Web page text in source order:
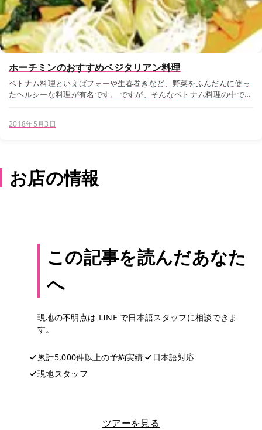
ホーチミンのおすすめベジタリアン料理
ベトナム料理といえばフォーや生春巻きなど、野菜をふんだんに使っ
たヘルシーな料理が有名です。 ですが、そんなベトナム料理の中で
2018年5月3日
お店の情報
この記事を読んだあなた
へ
現地の不明点は LINE で日本語スタッフに相談できま
す。
累計5,000件以上の予約実績
日本語対応
現地スタッフ
ツアーを見る